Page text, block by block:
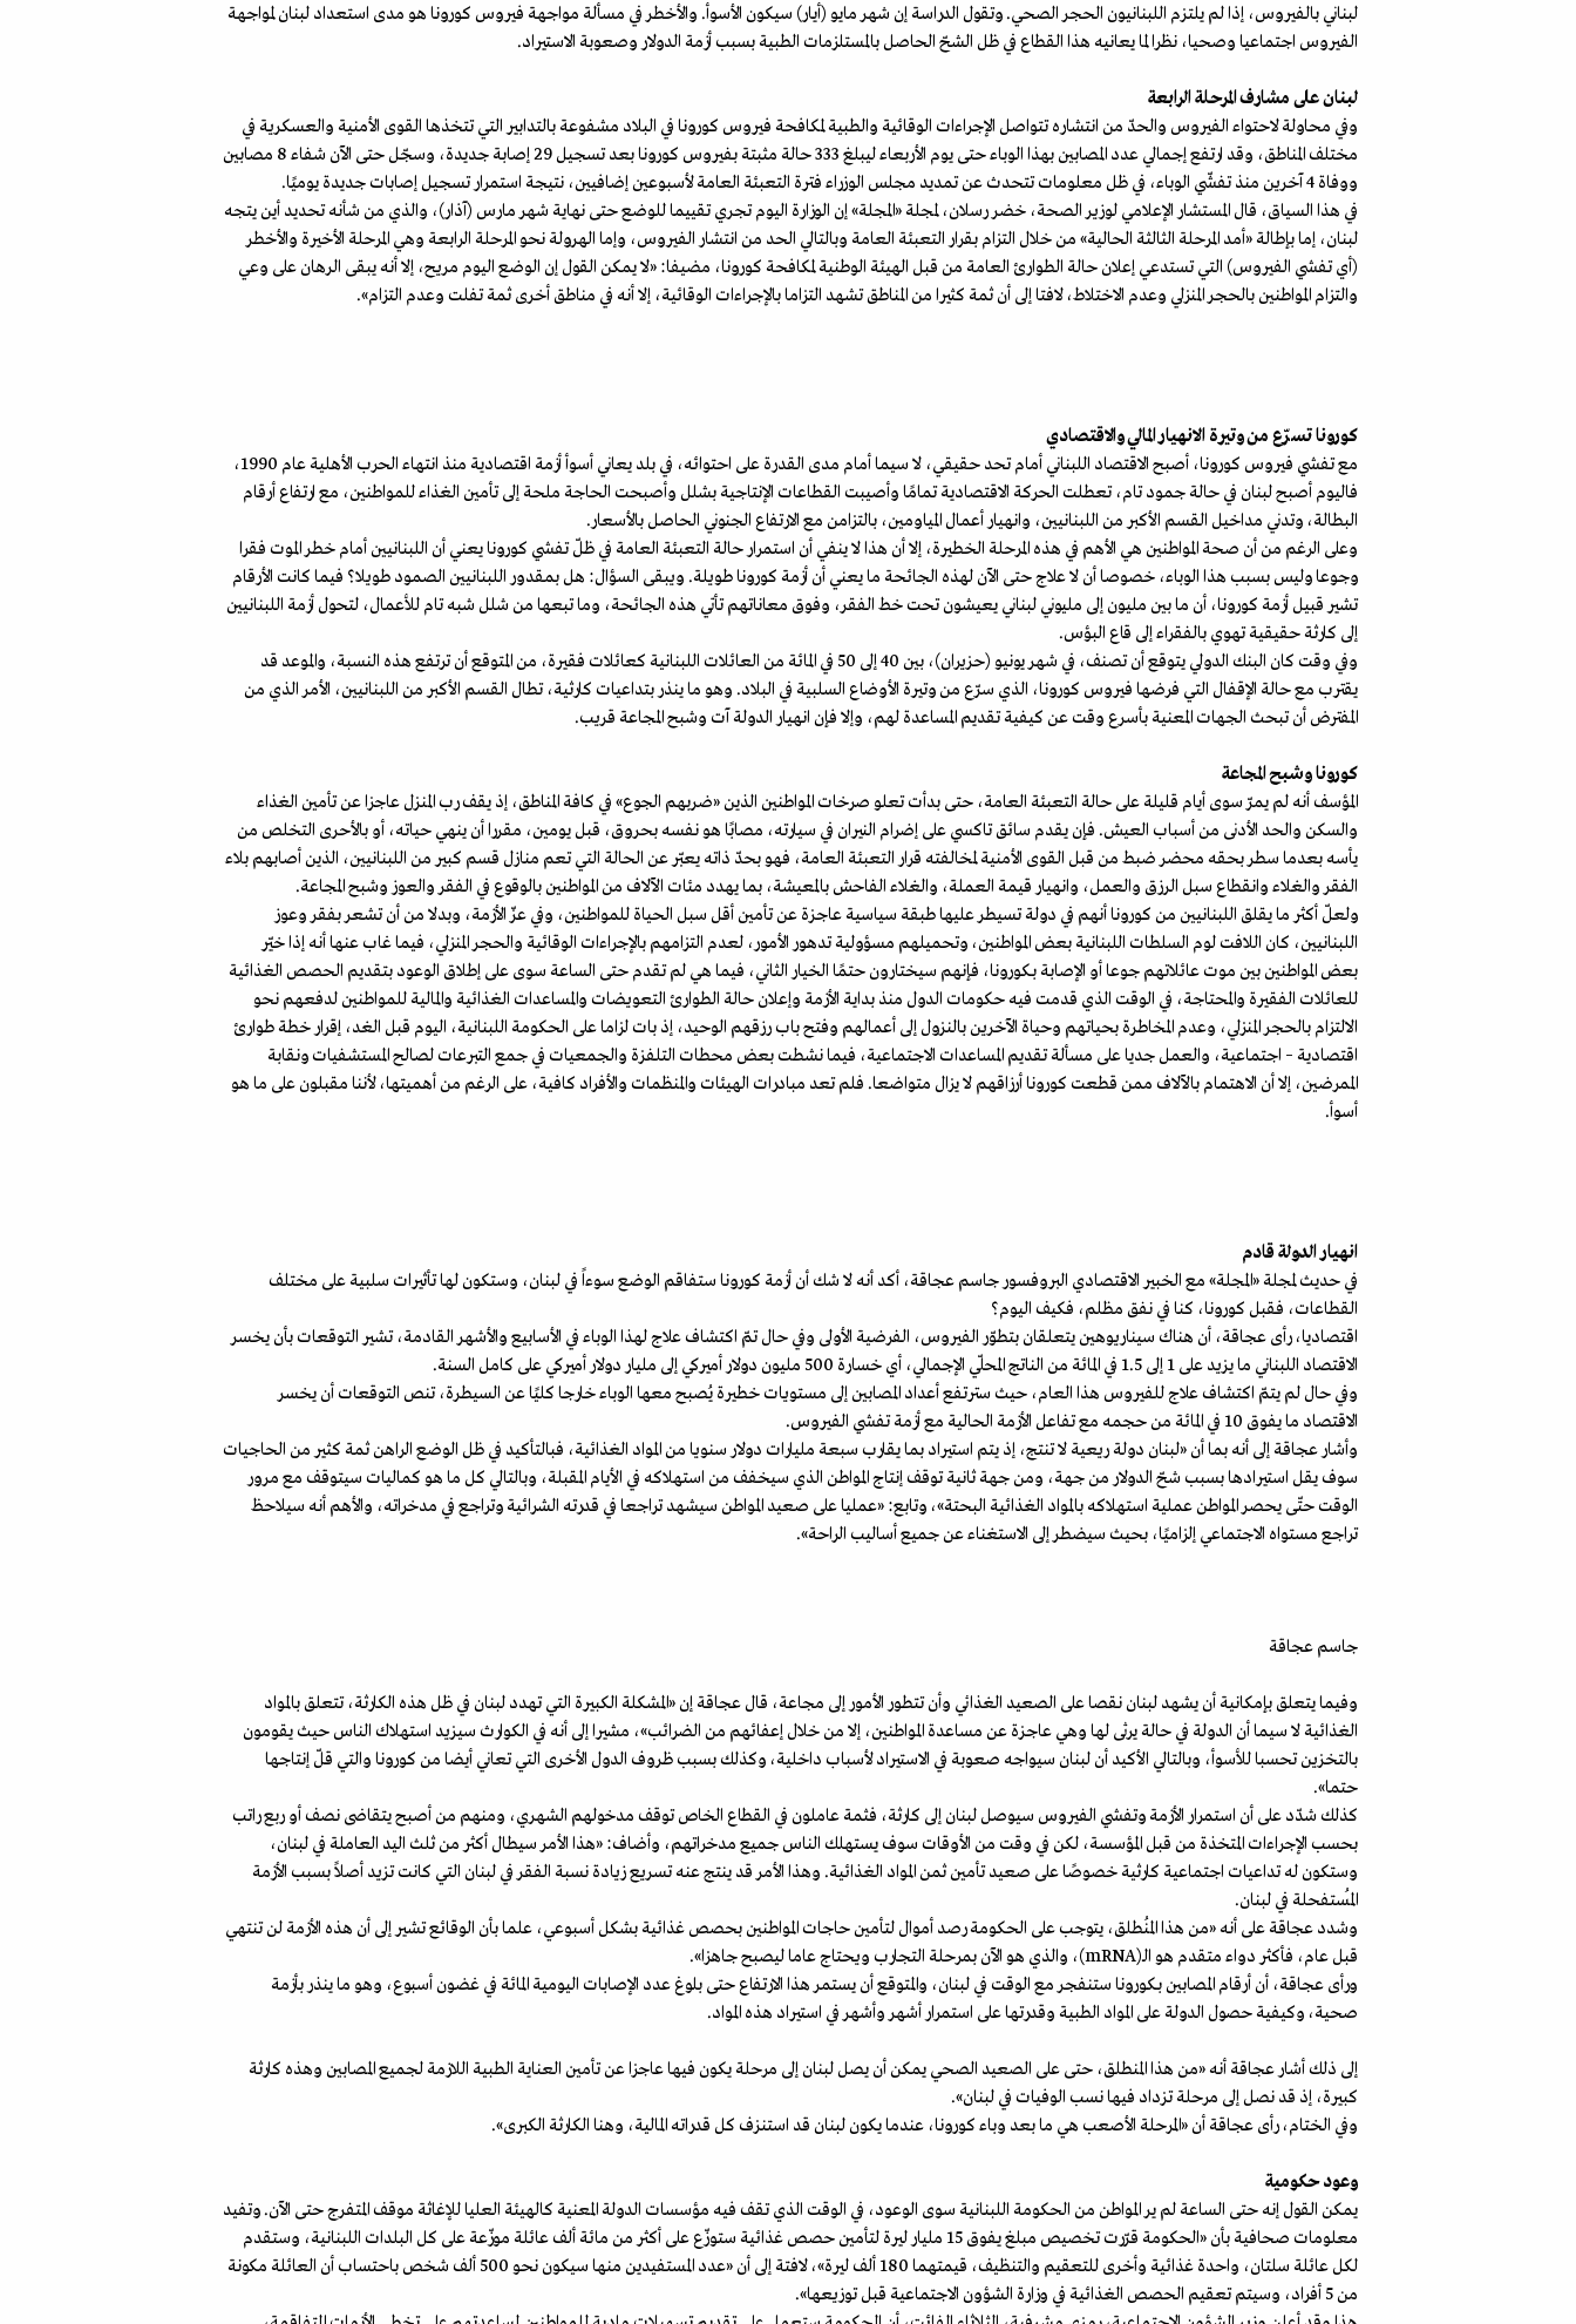
لبناني بالفيروس، إذا لم يلتزم اللبنانيون الحجر الصحي. وتقول الدراسة إن شهر مايو (أيار) سيكون الأسوأ. والأخطر في مسألة مواجهة فيروس كورونا هو مدى استعداد لبنان لمواجهة
الفيروس اجتماعيا وصحيا، نظرا لما يعانيه هذا القطاع في ظل الشحّ الحاصل بالمستلزمات الطبية بسبب أزمة الدولار وصعوبة الاستيراد.
لبنان على مشارف المرحلة الرابعة
وفي محاولة لاحتواء الفيروس والحدّ من انتشاره تتواصل الإجراءات الوقائية والطبية لمكافحة فيروس كورونا في البلاد مشفوعة بالتدابير التي تتخذها القوى الأمنية والعسكرية في
مختلف المناطق، وقد ارتفع إجمالي عدد المصابين بهذا الوباء حتى يوم الأربعاء ليبلغ 333 حالة مثبتة بفيروس كورونا بعد تسجيل 29 إصابة جديدة، وسجّل حتى الآن شفاء 8 مصابين
ووفاة 4 آخرين منذ تفشّي الوباء، في ظل معلومات تتحدث عن تمديد مجلس الوزراء فترة التعبئة العامة لأسبوعين إضافيين، نتيجة استمرار تسجيل إصابات جديدة يوميًا.
في هذا السياق، قال المستشار الإعلامي لوزير الصحة، خضر رسلان، لمجلة «المجلة» إن الوزارة اليوم تجري تقييما للوضع حتى نهاية شهر مارس (آذار)، والذي من شأنه تحديد أين يتجه
لبنان، إما بإطالة «أمد المرحلة الثالثة الحالية» من خلال التزام بقرار التعبئة العامة وبالتالي الحد من انتشار الفيروس، وإما الهرولة نحو المرحلة الرابعة وهي المرحلة الأخيرة والأخطر
(أي تفشي الفيروس) التي تستدعي إعلان حالة الطوارئ العامة من قبل الهيئة الوطنية لمكافحة كورونا، مضيفا: «لا يمكن القول إن الوضع اليوم مريح، إلا أنه يبقى الرهان على وعي
والتزام المواطنين بالحجر المنزلي وعدم الاختلاط، لافتا إلى أن ثمة كثيرا من المناطق تشهد التزاما بالإجراءات الوقائية، إلا أنه في مناطق أخرى ثمة تفلت وعدم التزام».
كورونا تسرّع من وتيرة الانهيار المالي والاقتصادي
مع تفشي فيروس كورونا، أصبح الاقتصاد اللبناني أمام تحد حقيقي، لا سيما أمام مدى القدرة على احتوائه، في بلد يعاني أسوأ أزمة اقتصادية منذ انتهاء الحرب الأهلية عام 1990،
فاليوم أصبح لبنان في حالة جمود تام، تعطلت الحركة الاقتصادية تمامًا وأصيبت القطاعات الإنتاجية بشلل وأصبحت الحاجة ملحة إلى تأمين الغذاء للمواطنين، مع ارتفاع أرقام
البطالة، وتدني مداخيل القسم الأكبر من اللبنانيين، وانهيار أعمال المياومين، بالتزامن مع الارتفاع الجنوني الحاصل بالأسعار.
وعلى الرغم من أن صحة المواطنين هي الأهم في هذه المرحلة الخطيرة، إلا أن هذا لا ينفي أن استمرار حالة التعبئة العامة في ظلّ تفشي كورونا يعني أن اللبنانيين أمام خطر الموت فقرا
وجوعا وليس بسبب هذا الوباء، خصوصا أن لا علاج حتى الآن لهذه الجائحة ما يعني أن أزمة كورونا طويلة. ويبقى السؤال: هل بمقدور اللبنانيين الصمود طويلا؟ فيما كانت الأرقام
تشير قبيل أزمة كورونا، أن ما بين مليون إلى مليوني لبناني يعيشون تحت خط الفقر، وفوق معاناتهم تأتي هذه الجائحة، وما تبعها من شلل شبه تام للأعمال، لتحول أزمة اللبنانيين
إلى كارثة حقيقية تهوي بالفقراء إلى قاع البؤس.
وفي وقت كان البنك الدولي يتوقع أن تصنف، في شهر يونيو (حزيران)، بين 40 إلى 50 في المائة من العائلات اللبنانية كعائلات فقيرة، من المتوقع أن ترتفع هذه النسبة، والموعد قد
يقترب مع حالة الإقفال التي فرضها فيروس كورونا، الذي سرّع من وتيرة الأوضاع السلبية في البلاد. وهو ما ينذر بتداعيات كارثية، تطال القسم الأكبر من اللبنانيين، الأمر الذي من
المفترض أن تبحث الجهات المعنية بأسرع وقت عن كيفية تقديم المساعدة لهم، وإلا فإن انهيار الدولة آت وشبح المجاعة قريب.
كورونا وشبح المجاعة
المؤسف أنه لم يمرّ سوى أيام قليلة على حالة التعبئة العامة، حتى بدأت تعلو صرخات المواطنين الذين «ضربهم الجوع» في كافة المناطق، إذ يقف رب المنزل عاجزا عن تأمين الغذاء
والسكن والحد الأدنى من أسباب العيش. فإن يقدم سائق تاكسي على إضرام النيران في سيارته، مصابًا هو نفسه بحروق، قبل يومين، مقررا أن ينهي حياته، أو بالأحرى التخلص من
يأسه بعدما سطر بحقه محضر ضبط من قبل القوى الأمنية لمخالفته قرار التعبئة العامة، فهو بحدّ ذاته يعبّر عن الحالة التي تعم منازل قسم كبير من اللبنانيين، الذين أصابهم بلاء
الفقر والغلاء وانقطاع سبل الرزق والعمل، وانهيار قيمة العملة، والغلاء الفاحش بالمعيشة، بما يهدد مئات الآلاف من المواطنين بالوقوع في الفقر والعوز وشبح المجاعة.
ولعلّ أكثر ما يقلق اللبنانيين من كورونا أنهم في دولة تسيطر عليها طبقة سياسية عاجزة عن تأمين أقل سبل الحياة للمواطنين، وفي عزّ الأزمة، وبدلا من أن تشعر بفقر وعوز
اللبنانيين، كان اللافت لوم السلطات اللبنانية بعض المواطنين، وتحميلهم مسؤولية تدهور الأمور، لعدم التزامهم بالإجراءات الوقائية والحجر المنزلي، فيما غاب عنها أنه إذا خيّر
بعض المواطنين بين موت عائلاتهم جوعا أو الإصابة بـكورونا، فإنهم سيختارون حتمًا الخيار الثاني، فيما هي لم تقدم حتى الساعة سوى على إطلاق الوعود بتقديم الحصص الغذائية
للعائلات الفقيرة والمحتاجة، في الوقت الذي قدمت فيه حكومات الدول منذ بداية الأزمة وإعلان حالة الطوارئ التعويضات والمساعدات الغذائية والمالية للمواطنين لدفعهم نحو
الالتزام بالحجر المنزلي، وعدم المخاطرة بحياتهم وحياة الآخرين بالنزول إلى أعمالهم وفتح باب رزقهم الوحيد، إذ بات لزاما على الحكومة اللبنانية، اليوم قبل الغد، إقرار خطة طوارئ
اقتصادية – اجتماعية، والعمل جديا على مسألة تقديم المساعدات الاجتماعية، فيما نشطت بعض محطات التلفزة والجمعيات في جمع التبرعات لصالح المستشفيات ونقابة
الممرضين، إلا أن الاهتمام بالآلاف ممن قطعت كورونا أرزاقهم لا يزال متواضعا. فلم تعد مبادرات الهيئات والمنظمات والأفراد كافية، على الرغم من أهميتها، لأننا مقبلون على ما هو
أسوأ.
انهيار الدولة قادم
في حديث لمجلة «المجلة» مع الخبير الاقتصادي البروفسور جاسم عجاقة، أكد أنه لا شك أن أزمة كورونا ستفاقم الوضع سوءاً في لبنان، وستكون لها تأثيرات سلبية على مختلف
القطاعات، فقبل كورونا، كنا في نفق مظلم، فكيف اليوم؟
اقتصاديا، رأى عجاقة، أن هناك سيناريوهين يتعلقان بتطوّر الفيروس، الفرضية الأولى وفي حال تمّ اكتشاف علاج لهذا الوباء في الأسابيع والأشهر القادمة، تشير التوقعات بأن يخسر
الاقتصاد اللبناني ما يزيد على 1 إلى 1.5 في المائة من الناتج المحلّي الإجمالي، أي خسارة 500 مليون دولار أميركي إلى مليار دولار أميركي على كامل السنة.
وفي حال لم يتمّ اكتشاف علاج للفيروس هذا العام، حيث سترتفع أعداد المصابين إلى مستويات خطيرة يُصبح معها الوباء خارجا كليًا عن السيطرة، تنص التوقعات أن يخسر
الاقتصاد ما يفوق 10 في المائة من حجمه مع تفاعل الأزمة الحالية مع أزمة تفشي الفيروس.
وأشار عجاقة إلى أنه بما أن «لبنان دولة ريعية لا تنتج، إذ يتم استيراد بما يقارب سبعة مليارات دولار سنويا من المواد الغذائية، فبالتأكيد في ظل الوضع الراهن ثمة كثير من الحاجيات
سوف يقل استيرادها بسبب شحّ الدولار من جهة، ومن جهة ثانية توقف إنتاج المواطن الذي سيخفف من استهلاكه في الأيام المقبلة، وبالتالي كل ما هو كماليات سيتوقف مع مرور
الوقت حتّى يحصر المواطن عملية استهلاكه بالمواد الغذائية البحتة»، وتابع: «عمليا على صعيد المواطن سيشهد تراجعا في قدرته الشرائية وتراجع في مدخراته، والأهم أنه سيلاحظ
تراجع مستواه الاجتماعي إلزاميًا، بحيث سيضطر إلى الاستغناء عن جميع أساليب الراحة».
جاسم عجاقة
وفيما يتعلق بإمكانية أن يشهد لبنان نقصا على الصعيد الغذائي وأن تتطور الأمور إلى مجاعة، قال عجاقة إن «المشكلة الكبيرة التي تهدد لبنان في ظل هذه الكارثة، تتعلق بالمواد
الغذائية لا سيما أن الدولة في حالة يرثى لها وهي عاجزة عن مساعدة المواطنين، إلا من خلال إعفائهم من الضرائب»، مشيرا إلى أنه في الكوارث سيزيد استهلاك الناس حيث يقومون
بالتخزين تحسبا للأسوأ، وبالتالي الأكيد أن لبنان سيواجه صعوبة في الاستيراد لأسباب داخلية، وكذلك بسبب ظروف الدول الأخرى التي تعاني أيضا من كورونا والتي قلّ إنتاجها
حتما».
كذلك شدّد على أن استمرار الأزمة وتفشي الفيروس سيوصل لبنان إلى كارثة، فثمة عاملون في القطاع الخاص توقف مدخولهم الشهري، ومنهم من أصبح يتقاضى نصف أو ربع راتب
بحسب الإجراءات المتخذة من قبل المؤسسة، لكن في وقت من الأوقات سوف يستهلك الناس جميع مدخراتهم، وأضاف: «هذا الأمر سيطال أكثر من ثلث اليد العاملة في لبنان،
وستكون له تداعيات اجتماعية كارثية خصوصًا على صعيد تأمين ثمن المواد الغذائية. وهذا الأمر قد ينتج عنه تسريع زيادة نسبة الفقر في لبنان التي كانت تزيد أصلاً بسبب الأزمة
المُستفحلة في لبنان.
وشدد عجاقة على أنه «من هذا المُنطلق، يتوجب على الحكومة رصد أموال لتأمين حاجات المواطنين بحصص غذائية بشكل أسبوعي، علما بأن الوقائع تشير إلى أن هذه الأزمة لن تنتهي
قبل عام، فأكثر دواء متقدم هو الـ(mRNA)، والذي هو الآن بمرحلة التجارب ويحتاج عاما ليصبح جاهزا».
ورأى عجاقة، أن أرقام المصابين بـكورونا ستنفجر مع الوقت في لبنان، والمتوقع أن يستمر هذا الارتفاع حتى بلوغ عدد الإصابات اليومية المائة في غضون أسبوع، وهو ما ينذر بأزمة
صحية، وكيفية حصول الدولة على المواد الطبية وقدرتها على استمرار أشهر وأشهر في استيراد هذه المواد.
إلى ذلك أشار عجاقة أنه «من هذا المنطلق، حتى على الصعيد الصحي يمكن أن يصل لبنان إلى مرحلة يكون فيها عاجزا عن تأمين العناية الطبية اللازمة لجميع المصابين وهذه كارثة
كبيرة، إذ قد نصل إلى مرحلة تزداد فيها نسب الوفيات في لبنان».
وفي الختام، رأى عجاقة أن «المرحلة الأصعب هي ما بعد وباء كورونا، عندما يكون لبنان قد استنزف كل قدراته المالية، وهنا الكارثة الكبرى».
وعود حكومية
يمكن القول إنه حتى الساعة لم ير المواطن من الحكومة اللبنانية سوى الوعود، في الوقت الذي تقف فيه مؤسسات الدولة المعنية كالهيئة العليا للإغاثة موقف المتفرج حتى الآن. وتفيد
معلومات صحافية بأن «الحكومة قرّرت تخصيص مبلغ يفوق 15 مليار ليرة لتأمين حصص غذائية ستوزّع على أكثر من مائة ألف عائلة موزّعة على كل البلدات اللبنانية، وستقدم
لكل عائلة سلتان، واحدة غذائية وأخرى للتعقيم والتنظيف، قيمتهما 180 ألف ليرة»، لافتة إلى أن «عدد المستفيدين منها سيكون نحو 500 ألف شخص باحتساب أن العائلة مكونة
من 5 أفراد، وسيتم تعقيم الحصص الغذائية في وزارة الشؤون الاجتماعية قبل توزيعها».